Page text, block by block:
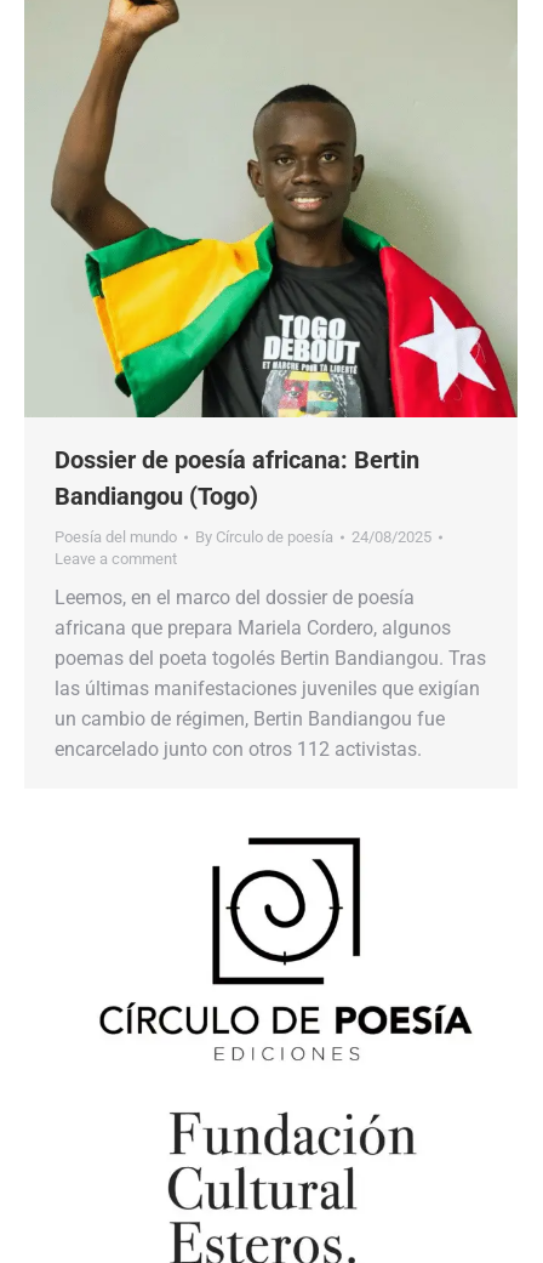
Dossier de poesía africana: Bertin
Bandiangou (Togo)
Poesía del mundo By Círculo de poesía
24/08/2025
Leave a comment
Leemos, en el marco del dossier de poesía
africana que prepara Mariela Cordero, algunos
poemas del poeta togolés Bertin Bandiangou. Tras
las últimas manifestaciones juveniles que exigían
un cambio de régimen, Bertin Bandiangou fue
encarcelado junto con otros 112 activistas.